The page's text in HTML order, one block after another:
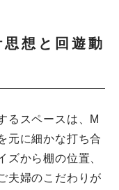
想と回遊動
るスペースは、M
元に細かな打ち合
ズから棚の位置、
夫婦のこだわりが